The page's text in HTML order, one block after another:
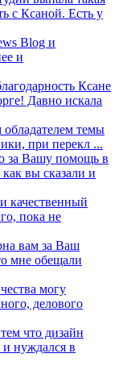
с Ксаной. Есть у
Blog и
и
Ксане
Давно искала
темы
при перекл ...
за Вашу помощь в
вы сказали и
качественный
пока не
вам за Ваш
мне обещали
могу
делового
что дизайн
и нуждался в